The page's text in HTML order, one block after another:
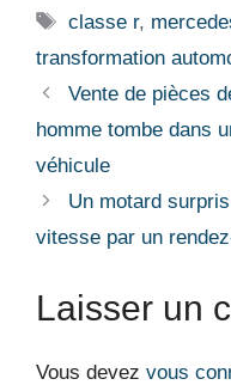
Étiquettes
classe r,
transformation
Vente de pièces
homme tombe dans
véhicule
Un motard
vitesse par un
Laisser un
Vous devez vous